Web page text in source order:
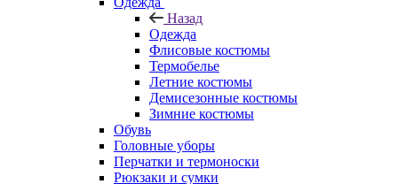
Назад
Одежда
Флисовые костюмы
Термобелье
Летние костюмы
Демисезонные костюмы
Зимние костюмы
Обувь
Головные уборы
Перчатки и термоноски
Рюкзаки и сумки